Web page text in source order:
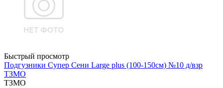
Быстрый просмотр
Подгузники Супер Сени Large plus (100-150см) №10 д/взр
ТЗМО
ТЗМО